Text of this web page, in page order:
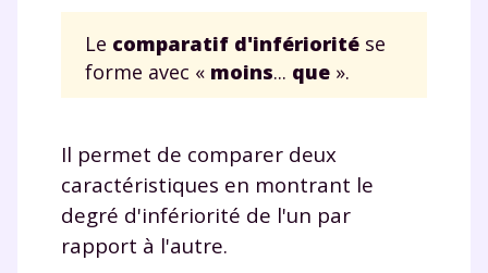
Le comparatif d'infériorité se
forme avec « moins... que ».
Il permet de comparer deux
caractéristiques en montrant le
degré d'infériorité de l'un par
rapport à l'autre.